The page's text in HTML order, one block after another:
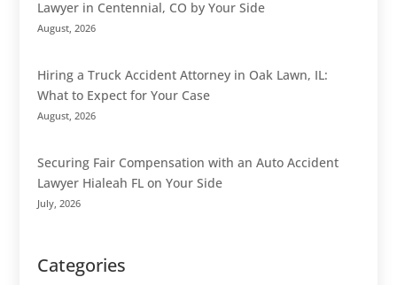
Lawyer in Centennial, CO by Your Side
August, 2026
Hiring a Truck Accident Attorney in Oak Lawn, IL:
What to Expect for Your Case
August, 2026
Securing Fair Compensation with an Auto Accident
Lawyer Hialeah FL on Your Side
July, 2026
Categories